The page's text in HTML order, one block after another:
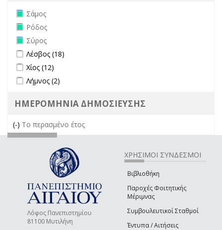
Remove Σάμος filter
Σάμος
Remove Ρόδος filter
Ρόδος
Remove Σύρος filter
Σύρος
Apply Λέσβος filter
Λέσβος (18)
Apply Χίος filter
Χίος (12)
Apply Λήμνος filter
Λήμνος (2)
ΗΜΕΡΟΜΗΝΙΑ ΔΗΜΟΣΙΕΥΣΗΣ
(-) Remove Το περασμένο έτος filter
Το περασμένο έτος
Λόφος Πανεπιστημίου
81100 Μυτιλήνη
ΧΡΗΣΙΜΟΙ ΣΥΝΔΕΣΜΟΙ
Βιβλιοθήκη
Παροχές Φοιτητικής
Μέριμνας
Συμβουλευτικοί Σταθμοί
Έντυπα / Αιτήσεις